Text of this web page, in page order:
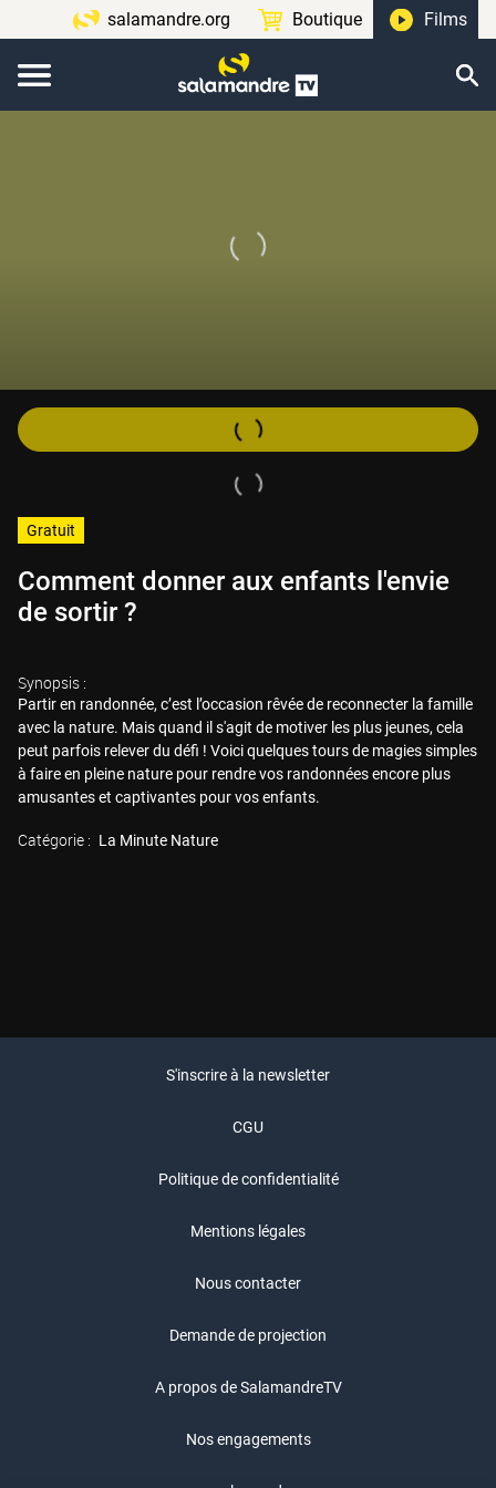
salamandre.org Boutique Films
Gratuit
Comment donner aux enfants l'envie
de sortir ?
Synopsis :
Partir en randonnée, c’est l’occasion rêvée de reconnecter la famille
avec la nature. Mais quand il s'agit de motiver les plus jeunes, cela
peut parfois relever du défi ! Voici quelques tours de magies simples
à faire en pleine nature pour rendre vos randonnées encore plus
amusantes et captivantes pour vos enfants.
Catégorie : La Minute Nature
S'inscrire à la newsletter
CGU
Politique de confidentialité
Mentions légales
Nous contacter
Demande de projection
A propos de SalamandreTV
Nos engagements